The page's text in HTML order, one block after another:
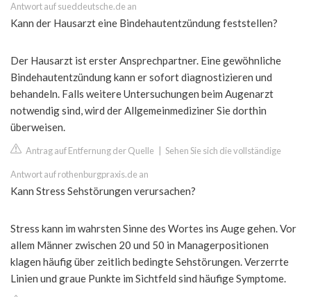
Antwort auf sueddeutsche.de an
Kann der Hausarzt eine Bindehautentzündung feststellen?
Der Hausarzt ist erster Ansprechpartner. Eine gewöhnliche
Bindehautentzündung kann er sofort diagnostizieren und
behandeln. Falls weitere Untersuchungen beim Augenarzt
notwendig sind, wird der Allgemeinmediziner Sie dorthin
überweisen.
Antrag auf Entfernung der Quelle Sehen Sie sich die vollständige
Antwort auf rothenburgpraxis.de an
Kann Stress Sehstörungen verursachen?
Stress kann im wahrsten Sinne des Wortes ins Auge gehen. Vor
allem Männer zwischen 20 und 50 in Managerpositionen
klagen häufig über zeitlich bedingte Sehstörungen. Verzerrte
Linien und graue Punkte im Sichtfeld sind häufige Symptome.